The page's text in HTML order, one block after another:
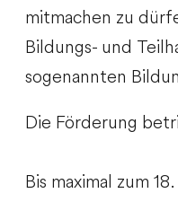
mitmachen zu
Bildungs- und
sogenannten
Die Förderung
Bis maximal zum